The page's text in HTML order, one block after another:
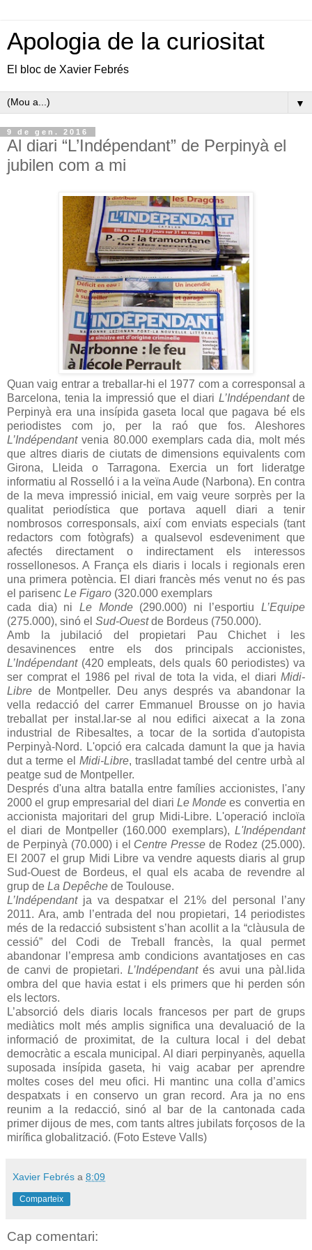
Apologia de la curiositat
El bloc de Xavier Febrés
▼
9 de gen. 2016
Al diari “L’Indépendant” de Perpinyà el
jubilen com a mi
Quan vaig entrar a treballar-hi el 1977 com a corresponsal a
Barcelona, tenia la impressió que el diari L’Indépendantde
Perpinyà era una insípida gaseta local que pagava bé els
periodistes com jo, per la raó que fos. Aleshores
L’Indépendantvenia 80.000 exemplars cada dia, molt més
que altres diaris de ciutats de dimensions equivalents com
Girona, Lleida o Tarragona. Exercia un fort lideratge
informatiu al Rosselló i a la veïna Aude (Narbona). En contra
de la meva impressió inicial, em vaig veure sorprès per la
qualitat periodística que portava aquell diari a tenir
nombrosos corresponsals, així com enviats especials (tant
redactors com fotògrafs) a qualsevol esdeveniment que
afectés directament o indirectament els interessos
rossellonesos. A França els diaris i locals i regionals eren
una primera potència. El diari francès més venut no és pas
el parisenc Le Figaro (320.000 exemplars
cada dia) ni Le Monde(290.000) ni l’esportiu L’Equipe
(275.000), sinó el Sud-Ouestde Bordeus (750.000).
Amb la jubilació del propietari Pau Chichet i les
desavinences entre els dos principals accionistes,
L’Indépendant (420 empleats, dels quals 60 periodistes) va
ser comprat el 1986 pel rival de tota la vida, el diari Midi-
Libre de Montpeller. Deu anys després va abandonar la
vella redacció del carrer Emmanuel Brousse on jo havia
treballat per instal.lar-se al nou edifici aixecat a la zona
industrial de Ribesaltes, a tocar de la sortida d'autopista
Perpinyà-Nord. L'opció era calcada damunt la que ja havia
dut a terme el Midi-Libre, traslladat també del centre urbà al
peatge sud de Montpeller.
Després d'una altra batalla entre famílies accionistes, l'any
2000 el grup empresarial del diari Le Monde es convertia en
accionista majoritari del grup Midi-Libre. L'operació incloïa
el diari de Montpeller (160.000 exemplars), L'Indépendant
de Perpinyà (70.000) i el Centre Pressede Rodez (25.000).
El 2007 el grup Midi Libre va vendre aquests diaris al grup
Sud-Ouest de Bordeus, el qual els acaba de revendre al
grup de La Depêche de Toulouse.
L’Indépendant ja va despatxar el 21% del personal l’any
2011. Ara, amb l’entrada del nou propietari, 14 periodistes
més de la redacció subsistent s’han acollit a la “clàusula de
cessió” del Codi de Treball francès, la qual permet
abandonar l’empresa amb condicions avantatjoses en cas
de canvi de propietari. L’Indépendant és avui una pàl.lida
ombra del que havia estat i els primers que hi perden són
els lectors.
L’absorció dels diaris locals francesos per part de grups
mediàtics molt més amplis significa una devaluació de la
informació de proximitat, de la cultura local i del debat
democràtic a escala municipal. Al diari perpinyanès,aquella
suposada insípida gaseta,
hi vaig acabar per aprendre
moltes coses del meu ofici. Hi mantinc una colla d’amics
despatxats i en conservo un gran record. Ara ja no ens
reunim a la redacció, sinó al bar de la cantonada cada
primer dijous de mes, com tants altres jubilats forçosos de la
mirífica globalització. (Foto Esteve Valls)
Xavier Febrés a 8:09
Comparteix
Cap comentari: